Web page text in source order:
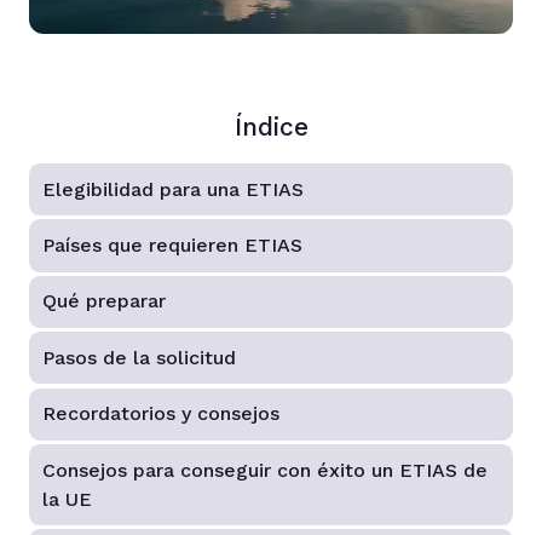
Índice
Elegibilidad para una ETIAS
Países que requieren ETIAS
Qué preparar
Pasos de la solicitud
Recordatorios y consejos
Consejos para conseguir con éxito un ETIAS de
la UE